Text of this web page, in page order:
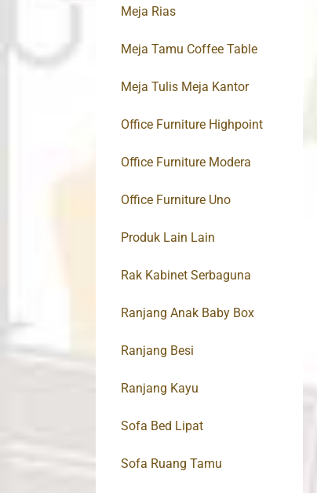
Meja Rias
Meja Tamu Coffee Table
Meja Tulis Meja Kantor
Office Furniture Highpoint
Office Furniture Modera
Office Furniture Uno
Produk Lain Lain
Rak Kabinet Serbaguna
Ranjang Anak Baby Box
Ranjang Besi
Ranjang Kayu
Sofa Bed Lipat
Sofa Ruang Tamu